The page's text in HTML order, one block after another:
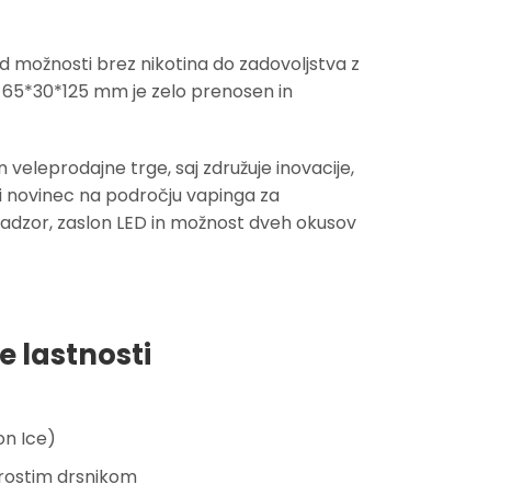
možnosti brez nikotina do zadovoljstva z
mm je zelo prenosen in
veleprodajne trge, saj združuje inovacije,
novinec na področju vapinga za
zaslon LED in možnost dveh okusov
lastnosti
Ice)
drsnikom